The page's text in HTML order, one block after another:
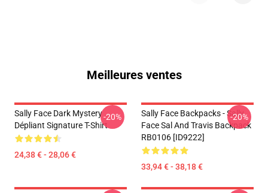
Meilleures ventes
Sally Face Dark Mystery
Dépliant Signature T-Shirt
24,38 € - 28,06 €
-20%
Sally Face Backpacks - Sally
Face Sal And Travis Backpack
RB0106 [ID9222]
33,94 € - 38,18 €
-20%